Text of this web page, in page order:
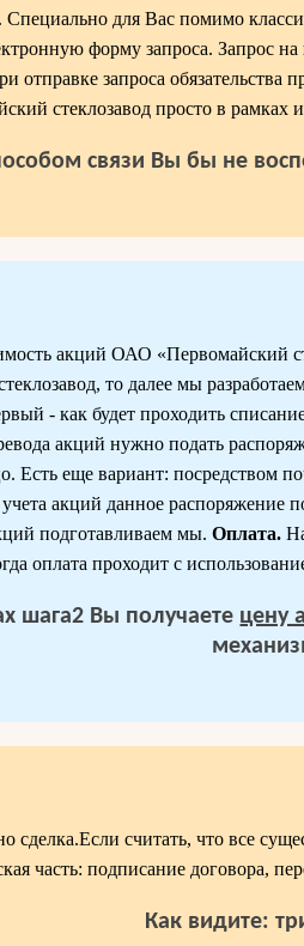
Специально для Вас помимо
форму запроса. Запрос на
отправке запроса
стеклозавод просто в рамках
связи Вы бы не
акций ОАО «Первомайский
то далее мы
- как будет проходить
акций нужно подать
Есть еще вариант: посредством
акций данное распоряжение
подготавливаем мы. Оплата.
оплата проходит с
шага2 Вы получаете цену
сделка.Если считать, что все
часть: подписание договора,
Как видите: